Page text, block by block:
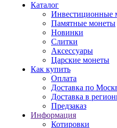
Каталог
Инвестиционные
Памятные монеты
Новинки
Слитки
Аксессуары
Царские монеты
Как купить
Оплата
Доставка по
Доставка в
Предзаказ
Информация
Котировки